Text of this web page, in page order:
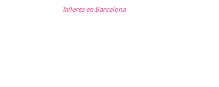
Talleres en Barcelona